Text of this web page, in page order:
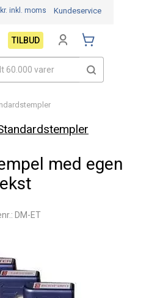
med egen
DM-ET
inkl. moms Kundeservice
TILBUD